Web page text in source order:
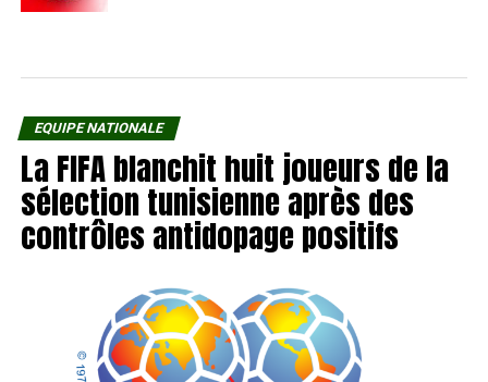
EQUIPE NATIONALE
La FIFA blanchit huit joueurs de la
sélection tunisienne après des
contrôles antidopage positifs